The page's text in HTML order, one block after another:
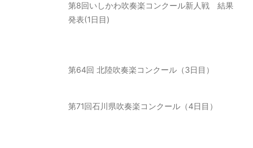
第8回いしかわ吹奏楽コンクール新人戦 結果
発表(1日目)
第64回 北陸吹奏楽コンクール（3日目）
第71回石川県吹奏楽コンクール（4日目）